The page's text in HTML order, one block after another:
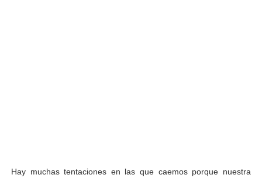
Hay muchas tentaciones en las que caemos porque nuestra